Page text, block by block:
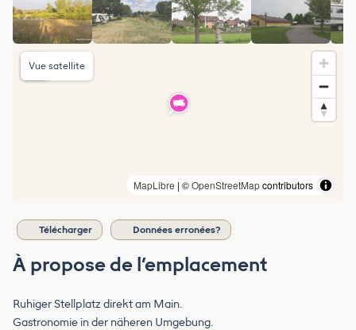
MapLibre | ©OpenStreetMapcontributors
Vue satellite
Télécharger Données erronées?
À propose de l’emplacement
Ruhiger Stellplatz direkt am Main.
Gastronomie in der näheren Umgebung.